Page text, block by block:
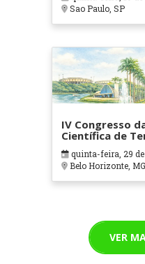
Sao Paulo, SP
IV Congresso
Científica de
em Contextos
Cuidados
quinta-feira, 29 de
Belo Horizonte, MG
VER